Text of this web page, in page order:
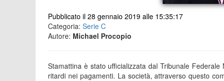
Pubblicato il 28 gennaio 2019 alle 15:35:17
Categoria: Serie C
Autore: Michael Procopio
Stamattina è stato ufficializzata dal Tribunale
ritardi nei pagamenti. La società, attraverso questo